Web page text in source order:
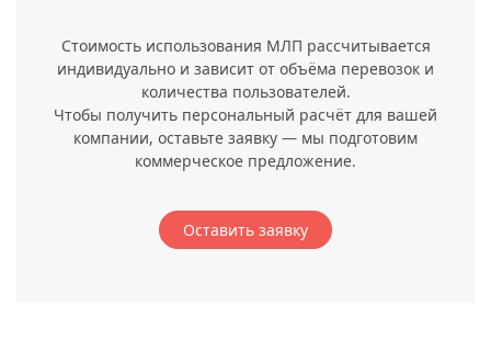
Стоимость использования МЛП рассчитывается
индивидуально и зависит от объёма перевозок и
количества пользователей.
Чтобы получить персональный расчёт для вашей
компании, оставьте заявку — мы подготовим
коммерческое предложение.
Оставить заявку